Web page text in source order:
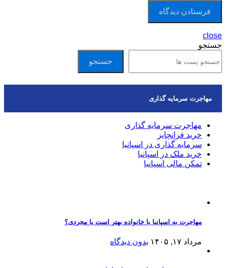
close
جستجو
جستجو
مهاجرت سرمایه گذاری
مهاجرت سرمایه گذاری
خرید فرانچایز
سرمایه گذاری در اسپانیا
خرید ملک در اسپانیا
تمکن مالی اسپانیا
مهاجرت به اسپانیا با خانواده بهتر است یا مجردی؟
مرداد ۱۷, ۱۴۰۵ بدون دیدگاه